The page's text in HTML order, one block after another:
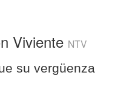
Viviente NTV
su vergüenza